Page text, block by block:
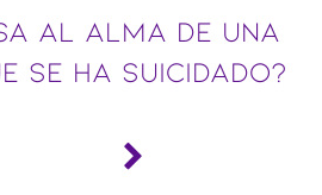
AL ALMA DE UNA
SE HA SUICIDADO?